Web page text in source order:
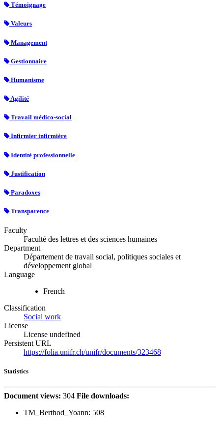
Témoignage
Valeurs
Management
Gestionnaire
Humanisme
Agilité
Travail médico-social
Infirmier infirmière
Identité professionnelle
Justification
Paradoxes
Transparence
Faculty
Faculté des lettres et des sciences humaines
Department
Département de travail social, politiques sociales et
développement global
Language
French
Classification
Social work
License
License undefined
Persistent URL
https://folia.unifr.ch/unifr/documents/323468
Statistics
Document views: 304 File downloads:
TM_Berthod_Yoann: 508